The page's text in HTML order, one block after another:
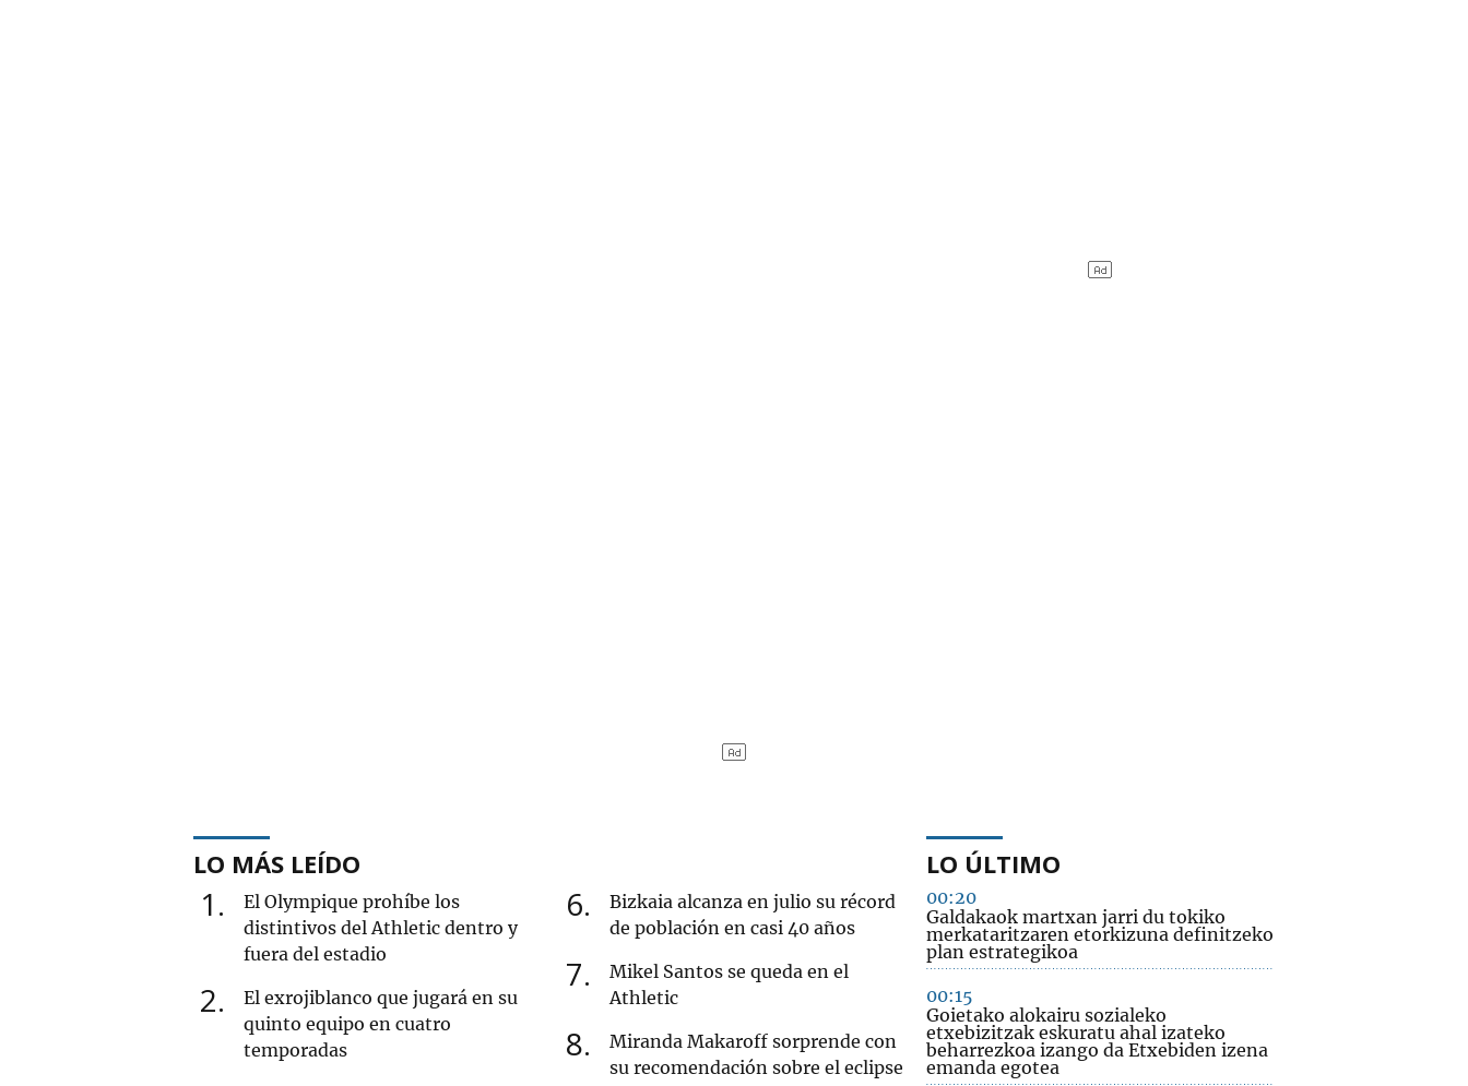
LO MÁS LEÍDO
1
El Olympique prohíbe los
distintivos del Athletic dentro y
fuera del estadio
2
El exrojiblanco que jugará en su
quinto equipo en cuatro
temporadas
6
Bizkaia alcanza en julio su récord
de población en casi 40 años
7
Mikel Santos se queda en el
Athletic
8
Miranda Makaroff sorprende con
su recomendación sobre el eclipse
LO ÚLTIMO
00:20
Galdakaok martxan jarri du tokiko
merkataritzaren etorkizuna definitzeko
plan estrategikoa
00:15
Goietako alokairu sozialeko
etxebizitzak eskuratu ahal izateko
beharrezkoa izango da Etxebiden izena
emanda egotea